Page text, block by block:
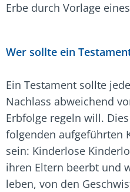
Erbe durch Vorlage
Wer sollte ein
Ein Testament sollte
Nachlass abweichend
Erbfolge regeln will.
folgenden aufgeführten
sein: Kinderlose
ihren Eltern beerbt und
leben, von den